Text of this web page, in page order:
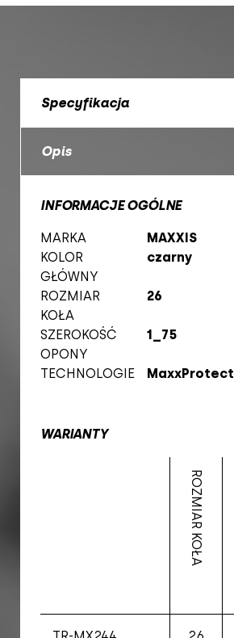
Specyfikacja
Opis
INFORMACJE OGÓLNE
MARKA
MAXXIS
KOLOR
GŁÓWNY
czarny
ROZMIAR
KOŁA
26
SZEROKOŚĆ
OPONY
1_75
TECHNOLOGIE MaxxProtect
WARIANTY
ROZMIAR KOŁA